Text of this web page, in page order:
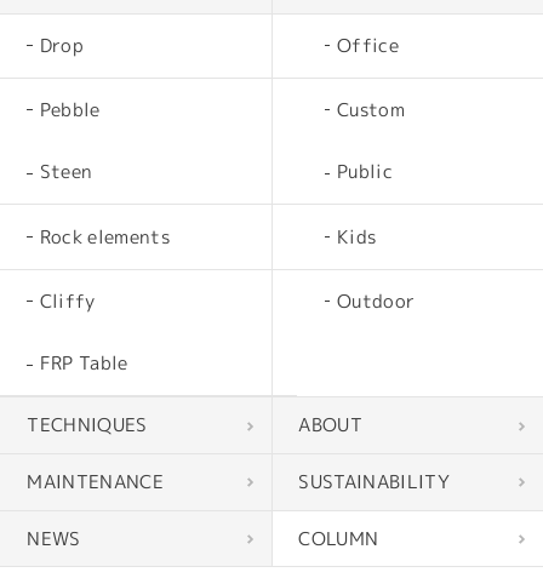
Drop
Pebble
Steen
Rock elements
Cliffy
FRP Table
Office
Custom
Public
Kids
Outdoor
TECHNIQUES ABOUT
MAINTENANCE SUSTAINABILITY
NEWS COLUMN